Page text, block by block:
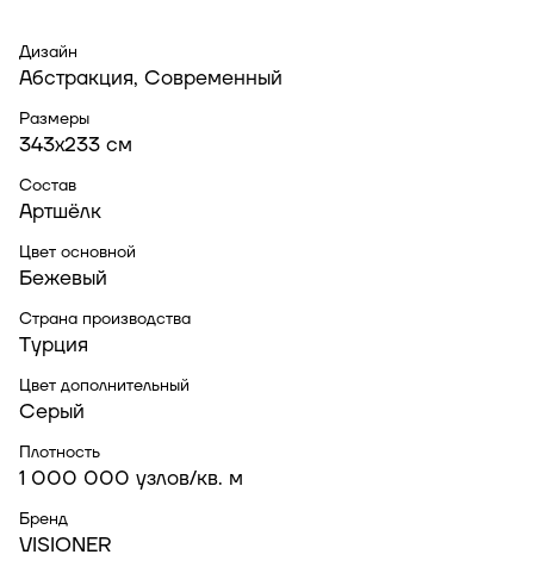
Дизайн
Абстракция, Современный
Размеры
343x233 см
Состав
Артшёлк
Цвет основной
Бежевый
Страна производства
Турция
Цвет дополнительный
Серый
Плотность
1 000 000 узлов/кв. м
Бренд
VISIONER